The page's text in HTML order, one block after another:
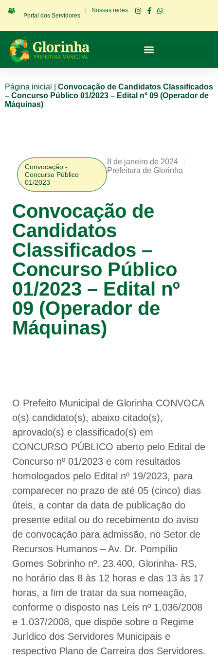
Portal dos Servidores
Nossas redes:
Página inicial
Convocação de Candidatos Classificados
– Concurso Público 01/2023 – Edital nº 09 (Operador de
Máquinas)
Convocação -
Concurso Público
01/2023
8 de janeiro de 2024
Prefeitura de Glorinha
Convocação de
Candidatos
Classificados –
Concurso Público
01/2023 – Edital nº
09 (Operador de
Máquinas)
O Prefeito Municipal de Glorinha CONVOCA
o(s) candidato(s), abaixo citado(s),
aprovado(s) e classificado(s) em
CONCURSO PÚBLICO aberto pelo Edital de
Concurso nº 01/2023 e com resultados
homologados pelo Edital nº 19/2023, para
comparecer no prazo de até 05 (cinco) dias
úteis, a contar da data de publicação do
presente edital ou do recebimento do aviso
de convocação para admissão, no Setor de
Recursos Humanos – Av. Dr. Pompílio
Gomes Sobrinho nº. 23.400, Glorinha- RS,
no horário das 8 às 12 horas e das 13 às 17
horas, a fim de tratar da sua nomeação,
conforme o disposto nas Leis nº 1.036/2008
e 1.037/2008, que dispõe sobre o Regime
Jurídico dos Servidores Municipais e
respectivo Plano de Carreira dos Servidores.